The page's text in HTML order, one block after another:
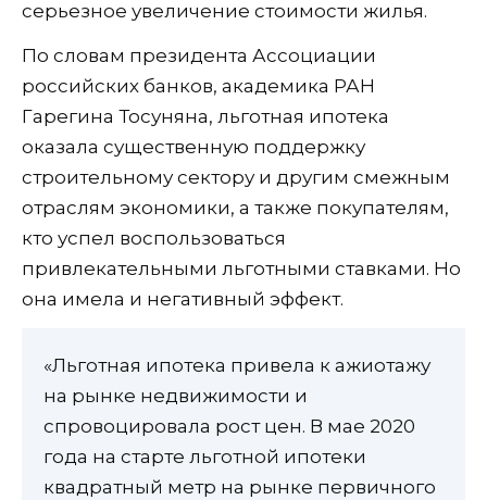
серьезное увеличение стоимости жилья.
По словам президента Ассоциации
российских банков, академика РАН
Гарегина Тосуняна, льготная ипотека
оказала существенную поддержку
строительному сектору и другим смежным
отраслям экономики, а также покупателям,
кто успел воспользоваться
привлекательными льготными ставками. Но
она имела и негативный эффект.
«Льготная ипотека привела к ажиотажу
на рынке недвижимости и
спровоцировала рост цен. В мае 2020
года на старте льготной ипотеки
квадратный метр на рынке первичного